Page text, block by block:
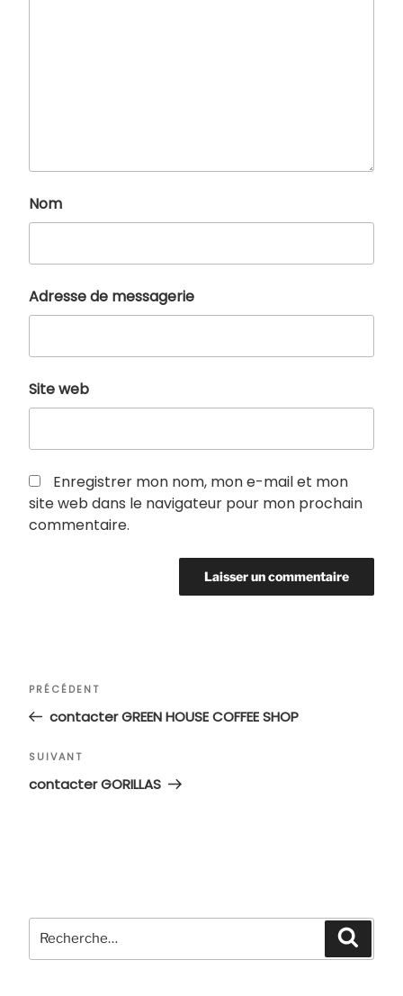
Nom
Adresse de messagerie
Site web
Enregistrer mon nom, mon e-mail et mon
site web dans le navigateur pour mon prochain
commentaire.
Navigation
l’article
Article
précédent
PRÉCÉDENT
contacter GREEN HOUSE COFFEE SHOP
Article
suivant
SUIVANT
contacter GORILLAS
Recherche
pour